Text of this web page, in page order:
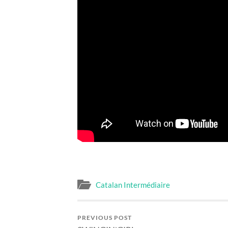
Catalan Intermédiaire
PREVIOUS POST